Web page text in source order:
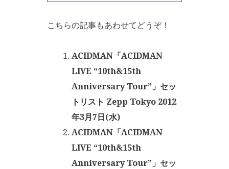
こちらの記事もあわせてどうぞ！
ACIDMAN「ACIDMAN
LIVE “10th&15th
Anniversary Tour”」セッ
トリスト Zepp Tokyo 2012
年3月7日(水)
ACIDMAN「ACIDMAN
LIVE “10th&15th
Anniversary Tour”」セッ